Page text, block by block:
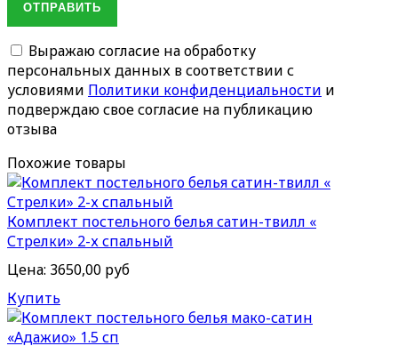
ОТПРАВИТЬ
Выражаю согласие на обработку
персональных данных в соответствии с
условиями Политики конфиденциальности и
подверждаю свое согласие на публикацию
отзыва
Похожие товары
Комплект постельного белья сатин-твилл «
Стрелки» 2-х спальный
Цена: 3650,00 руб
Купить